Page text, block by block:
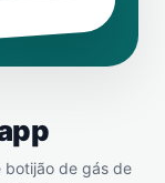
botijão de gás de